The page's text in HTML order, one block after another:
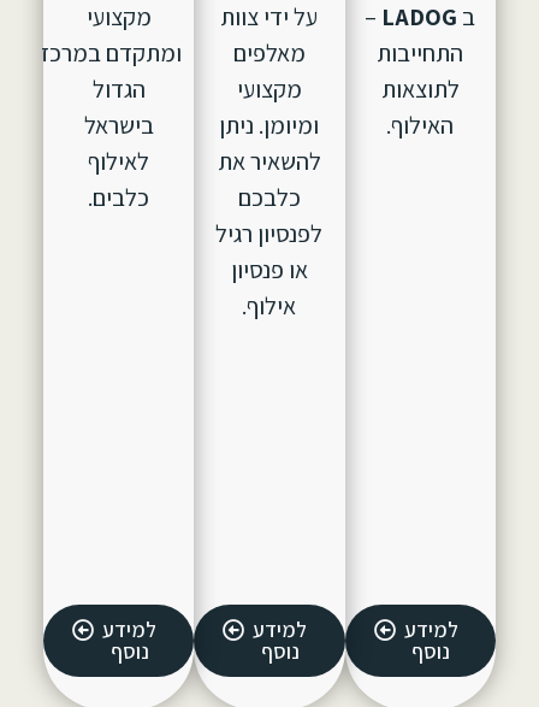
ב LADOG
–
התחייבות
לתוצאות
האילוף.
למידע
נוסף
על ידי צוות
מאלפים
מקצועי
ומיומן. ניתן
להשאיר את
כלבכם
לפנסיון רגיל
או פנסיון
אילוף.
למידע
נוסף
מקצועי
ומתקדם במרכז
הגדול
בישראל
לאילוף
כלבים.
למידע
נוסף